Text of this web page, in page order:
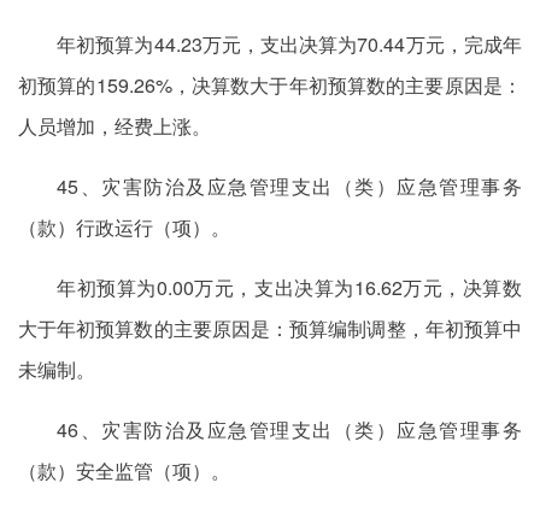
年初预算为44.23万元，支出决算为70.44万元，完成年
初预算的159.26%，决算数大于年初预算数的主要原因是：
人员增加，经费上涨。
45、灾害防治及应急管理支出（类）应急管理事务
（款）行政运行（项）。
年初预算为0.00万元，支出决算为16.62万元，决算数
大于年初预算数的主要原因是：预算编制调整，年初预算中
未编制。
46、灾害防治及应急管理支出（类）应急管理事务
（款）安全监管（项）。